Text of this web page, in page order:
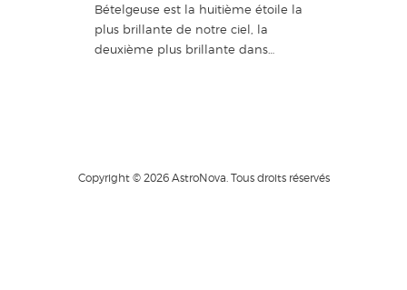
Bételgeuse est la huitième étoile la
plus brillante de notre ciel, la
deuxième plus brillante dans…
Copyright © 2026 AstroNova. Tous droits réservés